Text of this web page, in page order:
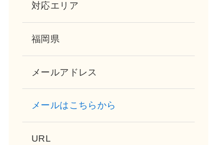
対応エリア
福岡県
メールアドレス
メールはこちらから
URL